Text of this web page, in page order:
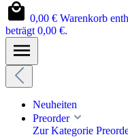
0,00 € Warenkorb
beträgt 0,00 €.
Neuheiten
Preorder
Zur Kategorie